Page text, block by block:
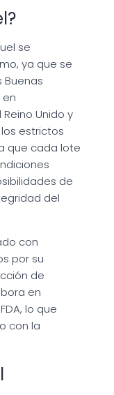
se
ya que se
en
Unido y
los estrictos
que cada lote
de
del
con
por su
de
en
lo que
con la